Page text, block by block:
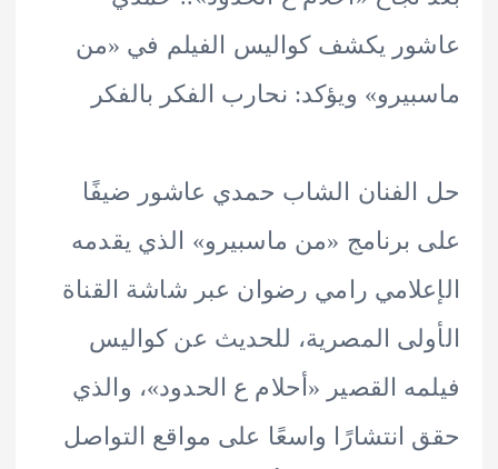
يكشف كواليس الفيلم في «من
ويؤكد: نحارب الفكر بالفكر
الشاب حمدي عاشور ضيفًا
«من ماسبيرو» الذي يقدمه
رامي رضوان عبر شاشة القناة
المصرية، للحديث عن كواليس
القصير «أحلام ع الحدود»، والذي
واسعًا على مواقع التواصل